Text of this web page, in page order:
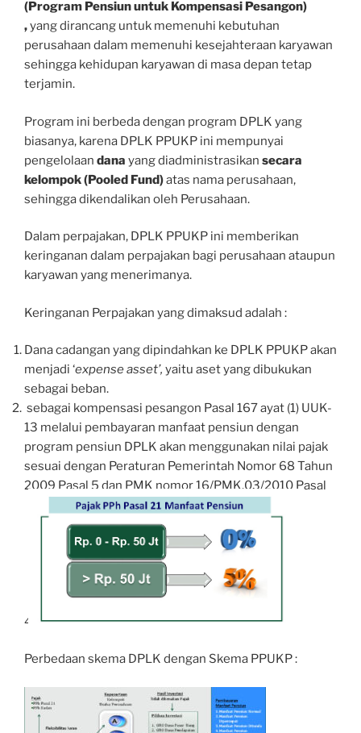
(Program Pensiun untuk Kompensasi Pesangon)
,yang dirancang untuk memenuhi kebutuhan
perusahaan dalam memenuhi kesejahteraan karyawan
sehingga kehidupan karyawan di masa depan tetap
terjamin.
Program ini berbeda dengan program DPLK yang
biasanya, karena DPLK PPUKP ini mempunyai
pengelolaan dana yang diadministrasikan secara
kelompok(Pooled Fund)atas nama perusahaan,
sehingga dikendalikan oleh Perusahaan.
Dalam perpajakan, DPLK PPUKP ini memberikan
keringanan dalam perpajakan bagi perusahaan ataupun
karyawan yang menerimanya.
Keringanan Perpajakan yang dimaksud adalah :
Dana cadangan yang dipindahkan ke DPLK PPUKP akan
menjadi ‘expense asset’, yaitu aset yang dibukukan
sebagai beban.
sebagai kompensasi pesangon Pasal 167 ayat (1) UUK-
13 melalui pembayaran manfaat pensiun dengan
program pensiun DPLK akan menggunakan nilai pajak
sesuai dengan Peraturan Pemerintah Nomor 68 Tahun
2009 Pasal 5 dan PMK nomor 16/PMK.03/2010 Pasal
4.
Perbedaan skema DPLK dengan Skema PPUKP :